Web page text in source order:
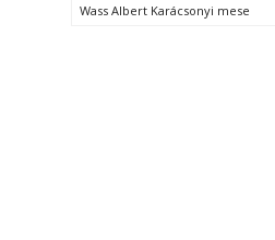
Wass Albert Karácsonyi mese